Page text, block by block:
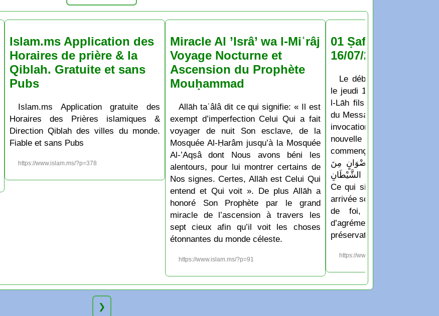
Islam.ms Application des
Horaires de prière & la
Qiblah. Gratuite et sans
Pubs
Islam.ms Application gratuite des
Horaires des Prières islamiques &
Direction Qiblah des villes du monde.
Fiable et sans Pubs
https://www.islam.ms/?p=378
Miracle Al ’Isrâ’ wa l-Miʿrâj
Voyage Nocturne et
Ascension du Prophète
Mouḥammad
Allāh taʿâlâ dit ce qui signifie: « Il est
exempt d’imperfection Celui Qui a fait
voyager de nuit Son esclave, de la
Mosquée Al-Ḥarâm jusqu’à la Mosquée
Al-’Aqṣâ dont Nous avons béni les
alentours, pour lui montrer certains de
Nos signes. Certes, Allāh est Celui Qui
entend et Qui voit ». De plus Allāh a
honoré Son Prophète par le grand
miracle de l’ascension à travers les
sept cieux afin qu’il voit les choses
étonnantes du monde céleste.
https://www.islam.ms/?p=91
01 Ṣafar 1448 :
16/07/2026
Le début du mois de
le jeudi 16 Juillet 2026
l-Lāh fils de Hichām: Les
du Messager de Allāh
invocation qu’ils disaient
nouvelle année ou un
commençait: « اللَّهُمَّ أَدْخِلْهُ عَلَيْنَا بِالْأَمْنِ
وَالْإِسْلَامِ، وَرِضْوَانٍ مِنَ
(أيْ حِفْظٍ) مِنَ الشَّيْطَانِ »
Ce qui signifie: « Ô Allāh
arrivée soit accompagnée
de foi, de protection
d’agrément de Ar-
préservation contre le
https://www.islam.ms/?p=1213
❯